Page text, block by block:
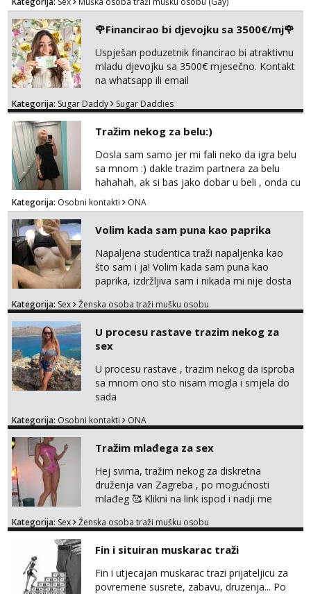
🌹Financirao bi djevojku sa 3500€/mj🌹
Uspješan poduzetnik financirao bi atraktivnu
mladu djevojku sa 3500€ mjesečno. Kontakt
na whatsapp ili email
Kategorija: Sugar Daddy Sugar Daddies
Tražim nekog za belu:)
Dosla sam samo jer mi fali neko da igra belu
sa mnom :) dakle trazim partnera za belu
hahahah, ak si bas jako dobar u beli , onda cu
razmislit za dalje Klikni na link ispod i nadji me
tamo, cekam te!
Kategorija: Osobni kontakti ONA
Volim kada sam puna kao paprika
Napaljena studentica traži napaljenka kao
što sam i ja! Volim kada sam puna kao
paprika, izdržljiva sam i nikada mi nije dosta
bilo kad i bilo gdje zato se javi što prije da
tamo, cekam te!
Kategorija: Sex Ženska osoba traži mušku osobu
U procesu rastave trazim nekog za
sex
U procesu rastave , trazim nekog da isproba
sa mnom ono sto nisam mogla i smjela do
sada
Kategorija: Osobni kontakti ONA
Tražim mlađega za sex
Hej svima, tražim nekog za diskretna
druženja van Zagreba , po mogućnosti
mlađeg 🥰 Klikni na link ispod i nadji me
Kategorija: Sex Ženska osoba traži mušku osobu
Fin i situiran muskarac traži
Fin i utjecajan muskarac trazi prijateljicu za
povremene susrete, zabavu, druzenja... Po